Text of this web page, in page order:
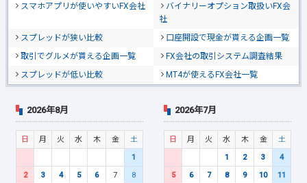
スマホアプリが使いやすいFX会社
バイナリーオプション取扱いFX会
社
スプレッドが狭い比較
口座開設で現金が貰える企画一覧
取引でグルメが貰える企画一覧
FX会社の取引システム調査結果
スプレッドが低い比較
MT4が使えるFX会社一覧
2026年8月
日 月 火 水 木 金
土
1
2
3 4 5 6 7
8
2026年7月
日 月 火 水 木 金
土
1
2 3
4
5
6 7 8 9 10
11